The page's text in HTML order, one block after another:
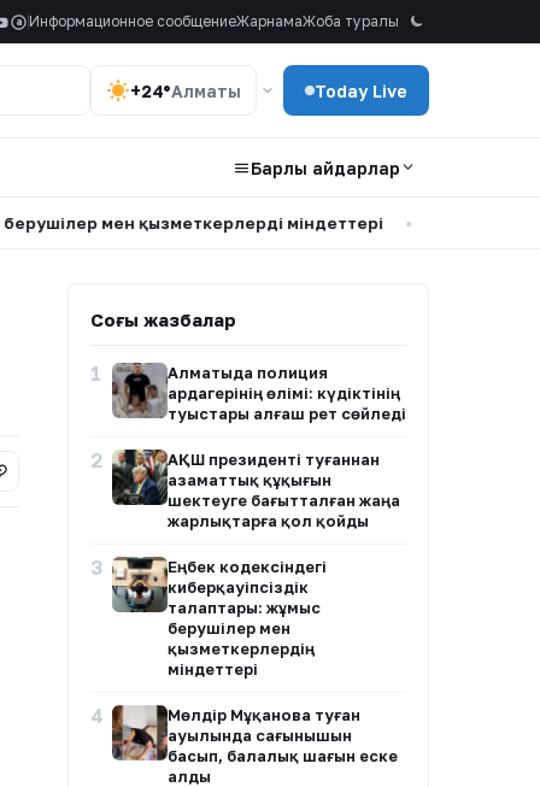
a Информационное сообщениеЖарнамаЖоба туралы
+24°Алматы Today Live
Барлық айдарлар
қызметкерлердің міндеттері • Мөлдір Мұқанова
Соңғы жазбалар
1
Алматыда полиция
ардагерінің өлімі: күдіктінің
туыстары алғаш рет сөйледі
2
АҚШ президенті туғаннан
азаматтық құқығын
шектеуге бағытталған жаңа
жарлықтарға қол қойды
3
Еңбек кодексіндегі
киберқауіпсіздік
талаптары: жұмыс
берушілер мен
қызметкерлердің
міндеттері
4
Мөлдір Мұқанова туған
ауылында сағынышын
басып, балалық шағын еске
алды